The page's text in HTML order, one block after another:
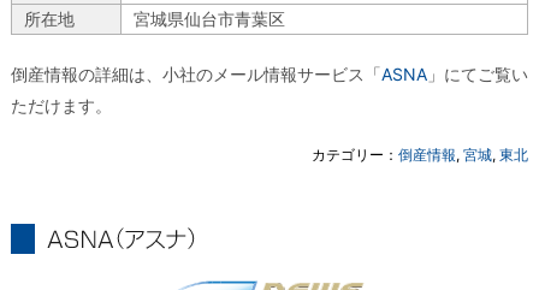
所在地
宮城県仙台市青葉区
倒産情報の詳細は、小社のメール情報サービス「ASNA 」にてご覧い
ただけます。
カテゴリー：倒産情報,宮城,東北